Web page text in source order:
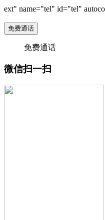
ext" name="tel" id="tel"
免费通话
免费通话
微信扫一扫